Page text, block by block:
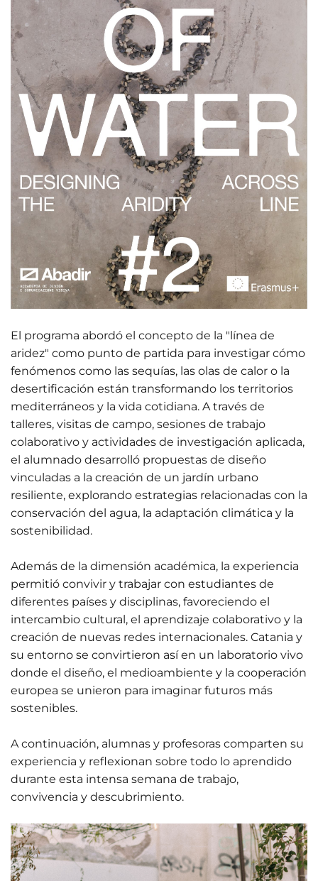
El programa abordó el concepto de la "línea de
aridez" como punto de partida para investigar cómo
fenómenos como las sequías, las olas de calor o la
desertificación están transformando los territorios
mediterráneos y la vida cotidiana. A través de
talleres, visitas de campo, sesiones de trabajo
colaborativo y actividades de investigación aplicada,
el alumnado desarrolló propuestas de diseño
vinculadas a la creación de un jardín urbano
resiliente, explorando estrategias relacionadas con la
conservación del agua, la adaptación climática y la
sostenibilidad.
Además de la dimensión académica, la experiencia
permitió convivir y trabajar con estudiantes de
diferentes países y disciplinas, favoreciendo el
intercambio cultural, el aprendizaje colaborativo y la
creación de nuevas redes internacionales. Catania y
su entorno se convirtieron así en un laboratorio vivo
donde el diseño, el medioambiente y la cooperación
europea se unieron para imaginar futuros más
sostenibles.
A continuación, alumnas y profesoras comparten su
experiencia y reflexionan sobre todo lo aprendido
durante esta intensa semana de trabajo,
convivencia y descubrimiento.